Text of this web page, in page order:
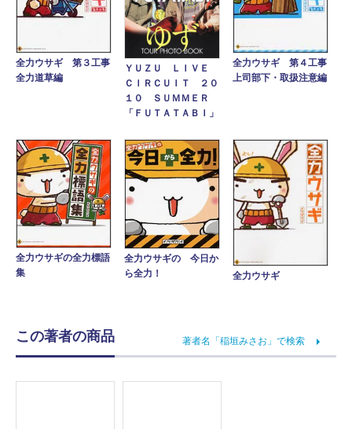
全力ウサギ 第３工事
全力道草編
ＹＵＺＵ ＬＩＶＥ
ＣＩＲＣＵＩＴ ２０
１０ ＳＵＭＭＥＲ
「ＦＵＴＡＴＡＢＩ」
全力ウサギ 第４工事
上司部下・取扱注意編
全力ウサギの全力標語
集
全力ウサギの 今日か
ら全力！
全力ウサギ
この著者の商品 著者名「稲垣みさお」で検索